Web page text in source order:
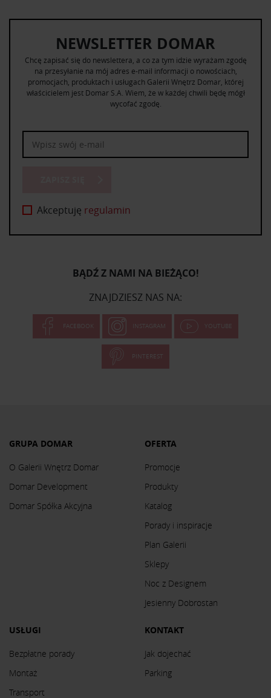
NEWSLETTER DOMAR
Chcę zapisać się do newslettera, a co za tym idzie wyrażam zgodę
na przesyłanie na mój adres e-mail informacji o nowościach,
promocjach, produktach i usługach Galerii Wnętrz Domar, której
właścicielem jest Domar S.A. Wiem, że w każdej chwili będę mógł
wycofać zgodę.
Akceptuję regulamin
BĄDŹ Z NAMI NA BIEŻĄCO!
ZNAJDZIESZ NAS NA:
FACEBOOK INSTAGRAM YOUTUBE
PINTEREST
GRUPA DOMAR
O Galerii Wnętrz Domar
Domar Development
Domar Spółka Akcyjna
OFERTA
Promocje
Produkty
Katalog
Porady i inspiracje
Plan Galerii
Sklepy
Noc z Designem
Jesienny Dobrostan
USŁUGI
Bezpłatne porady
Montaż
Transport
KONTAKT
Jak dojechać
Parking